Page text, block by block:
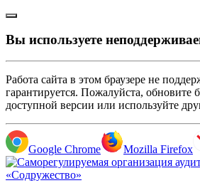
Вы используете
Работа сайта в этом браузере не
гарантируется. Пожалуйста, обновите
доступной версии или используйте
Google Chrome Mozilla Firefox